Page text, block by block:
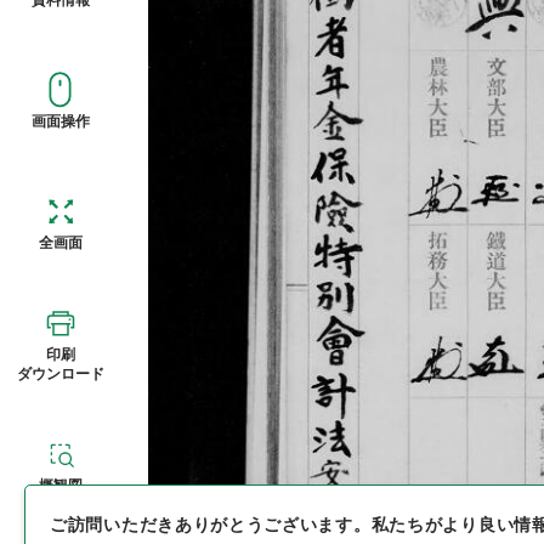
画面操作
全画面
印刷
ダウンロード
概観図
ご訪問いただきありがとうございます。 私たちがより良い情